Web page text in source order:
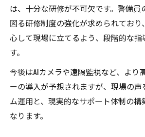
は、十分な研修が不可欠です。警備員
図る研修制度の強化が求められてお
心して現場に立てるよう、段階的な指
す。
今後はAIカメラや遠隔監視など、より
ーの導入が予想されますが、現場の
ム運用と、現実的なサポート体制の構
なります。